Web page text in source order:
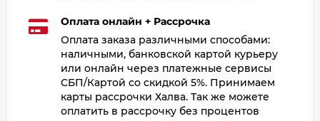
Оплата онлайн + Рассрочка
Оплата заказа различными способами:
наличными, банковской картой курьеру
или онлайн через платежные сервисы
СБП/Картой со скидкой 5%. Принимаем
карты рассрочки Халва. Так же можете
оплатить в рассрочку без процентов